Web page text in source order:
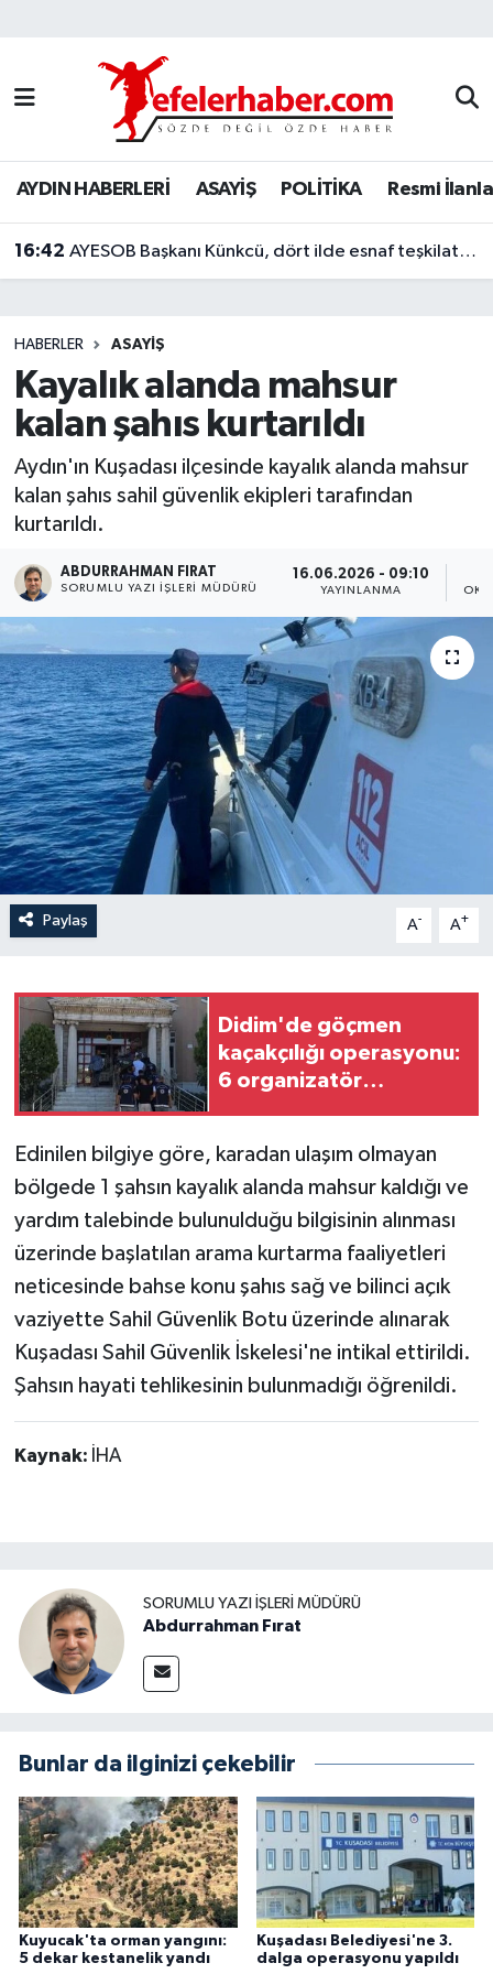
AYDIN HABERLERİ ASAYİŞ POLİTİKA Resmi
16:42 AYESOB Başkanı Künkcü, dört ilde esnaf teşkilatlarıyla buluştu
HABERLER ASAYİŞ
Kayalık alanda mahsur
kalan şahıs kurtarıldı
Aydın'ın Kuşadası ilçesinde kayalık alanda mahsur
kalan şahıs sahil güvenlik ekipleri tarafından
kurtarıldı.
ABDURRAHMAN FIRAT
SORUMLU YAZI İŞLERI MÜDÜRÜ
16.06.2026 - 09:10
YAYINLANMA
Paylaş A- A+
Didim'de göçmen
kaçakçılığı operasyonu:
6 organizatör
Edinilen bilgiye göre, karadan ulaşım olmayan
bölgede 1 şahsın kayalık alanda mahsur kaldığı ve
yardım talebinde bulunulduğu bilgisinin alınması
üzerinde başlatılan arama kurtarma faaliyetleri
neticesinde bahse konu şahıs sağ ve bilinci açık
vaziyette Sahil Güvenlik Botu üzerinde alınarak
Kuşadası Sahil Güvenlik İskelesi'ne intikal ettirildi.
Şahsın hayati tehlikesinin bulunmadığı öğrenildi.
Kaynak: İHA
SORUMLU YAZI İŞLERI MÜDÜRÜ
Abdurrahman Fırat
Bunlar da ilginizi çekebilir
Kuyucak'ta orman yangını:
5 dekar kestanelik yandı
Kuşadası Belediyesi'ne 3.
dalga operasyonu yapıldı
Nöbetçi Eczaneler
Hava Durumu
Aydin Namaz Vakitleri
Trafik Durumu
Son Dakika Haberleri
Haber Arşivi